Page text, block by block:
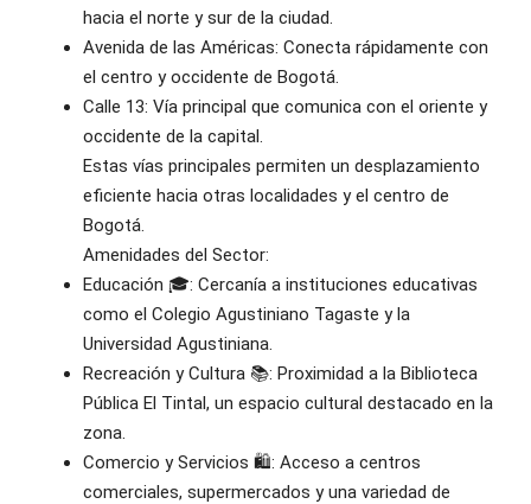
hacia el norte y sur de la ciudad.
Avenida de las Américas: Conecta rápidamente con
el centro y occidente de Bogotá.
Calle 13: Vía principal que comunica con el oriente y
occidente de la capital.
Estas vías principales permiten un desplazamiento
eficiente hacia otras localidades y el centro de
Bogotá.
Amenidades del Sector:
Educación 🎓: Cercanía a instituciones educativas
como el Colegio Agustiniano Tagaste y la
Universidad Agustiniana.
Recreación y Cultura 📚: Proximidad a la Biblioteca
Pública El Tintal, un espacio cultural destacado en la
zona.
Comercio y Servicios 🛍️: Acceso a centros
comerciales, supermercados y una variedad de